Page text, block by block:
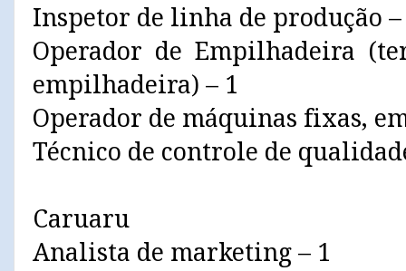
Inspetor de linha de produção –
Operador de Empilhadeira
empilhadeira) – 1
Operador de máquinas fixas,
Técnico de controle de
Caruaru
Analista de marketing – 1